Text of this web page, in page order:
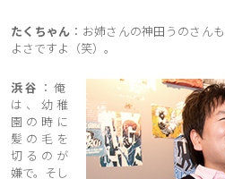
たくちゃん ：お姉さんの神田うのさん
よさですよ（笑）。
浜谷 ：俺
は、幼稚
園の時に
髪の毛を
切るのが
嫌で。そし